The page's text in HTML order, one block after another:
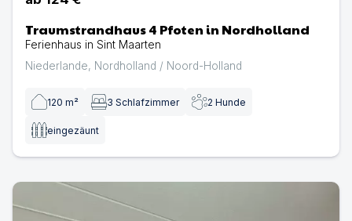
Traumstrandhaus 4 Pfoten in Nordholland
Ferienhaus in Sint Maarten
Niederlande, Nordholland / Noord-Holland
120 m² 3 Schlafzimmer 2 Hunde
eingezäunt
Strandhaus für 4 Pfoten im Landhausstil in Sint